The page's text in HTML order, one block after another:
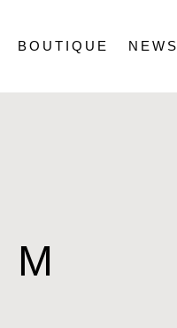
BOUTIQUE NEWS
M